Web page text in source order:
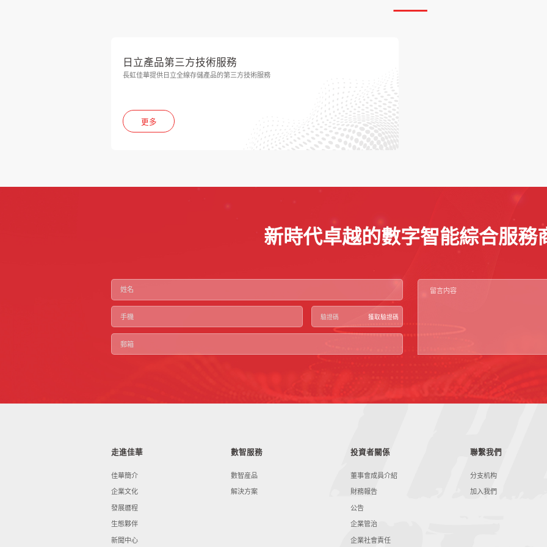
日立產品第三方技術服務
長虹佳華提供日立全線存儲產品的第三方技術服務
更多
新時代卓越的數字智能綜合服務
獲取驗證碼
走進佳華
佳華簡介
企業文化
發展曆程
生態夥伴
新聞中心
數智服務
數智産品
解決方案
投資者關係
董事會成員介紹
財務報告
公告
企業管治
企業社會責任
聯繫我們
分支机构
加入我們